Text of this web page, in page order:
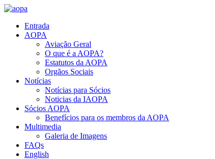
Entrada
AOPA
Aviação Geral
O que é a AOPA?
Estatutos da AOPA
Orgãos Sociais
Notícias
Notícias para Sócios
Noticias da IAOPA
Sócios AOPA
Benefícios para os membros da AOPA
Multimedia
Galeria de Imagens
FAQs
English